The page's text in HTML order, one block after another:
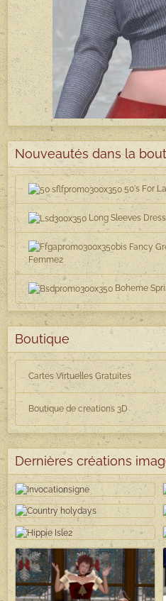
Nouveautés dans la
50's For
Long Sleeves
Fancy
Femme2
Boheme
Boutique
Cartes Virtuelles Gratuites
Boutique de creations 3D
Dernières créations